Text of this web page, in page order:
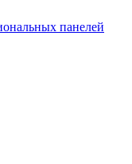
панелей